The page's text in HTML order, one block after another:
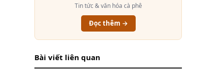
Tin tức & văn hóa cà phê
Đọc thêm →
Bài viết liên quan